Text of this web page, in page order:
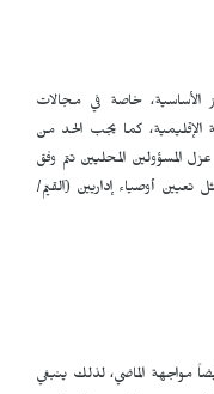
الأساسية، خاصة في مجالات
الإقليمية، كما يجب الحد من
المسؤولين المحليين تتم وفق
تعيين أوصياء إداريين (القيّم/
مواجهة الماضي، لذلك ينبغي